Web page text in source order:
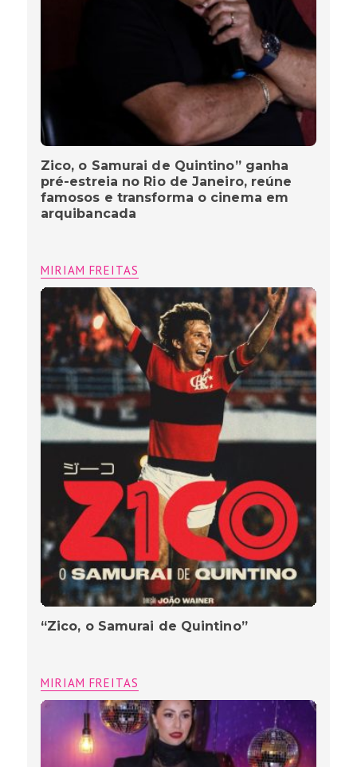
Zico, o Samurai de Quintino” ganha
pré-estreia no Rio de Janeiro, reúne
famosos e transforma o cinema em
arquibancada
MIRIAM FREITAS
“Zico, o Samurai de Quintino”
MIRIAM FREITAS